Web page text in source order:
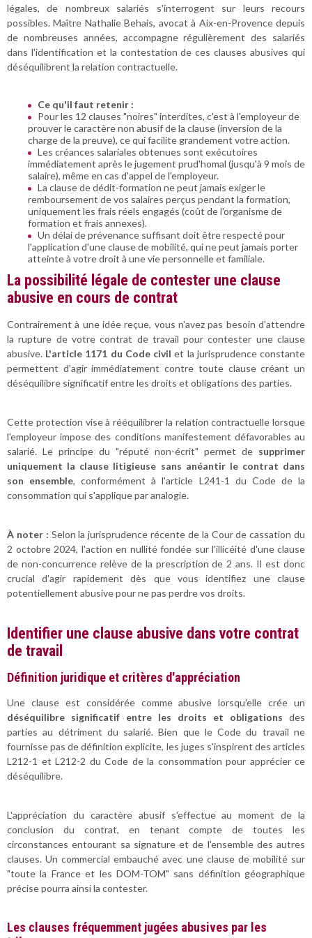
légales, de nombreux salariés s'interrogent sur leurs recours
possibles. Maître Nathalie Behais, avocat à Aix-en-Provence depuis
de nombreuses années, accompagne régulièrement des salariés
dans l'identification et la contestation de ces clauses abusives qui
déséquilibrent la relation contractuelle.
Ce qu'il faut retenir :
Pour les 12 clauses "noires" interdites, c'est à l'employeur de
prouver le caractère non abusif de la clause (inversion de la
charge de la preuve), ce qui facilite grandement votre action.
Les créances salariales obtenues sont exécutoires
immédiatement après le jugement prud'homal (jusqu'à 9 mois de
salaire), même en cas d'appel de l'employeur.
La clause de dédit-formation ne peut jamais exiger le
remboursement de vos salaires perçus pendant la formation,
uniquement les frais réels engagés (coût de l'organisme de
formation et frais annexes).
Un délai de prévenance suffisant doit être respecté pour
l'application d'une clause de mobilité, qui ne peut jamais porter
atteinte à votre droit à une vie personnelle et familiale.
La possibilité légale de contester une clause
abusive en cours de contrat
Contrairement à une idée reçue, vous n'avez pas besoin d'attendre
la rupture de votre contrat de travail pour contester une clause
abusive. L'article 1171 du Code civil et la jurisprudence constante
permettent d'agir immédiatement contre toute clause créant un
déséquilibre significatif entre les droits et obligations des parties.
Cette protection vise à rééquilibrer la relation contractuelle lorsque
l'employeur impose des conditions manifestement défavorables au
salarié. Le principe du "réputé non-écrit" permet de supprimer
uniquement la clause litigieuse sans anéantir le contrat dans
son ensemble, conformément à l'article L241-1 du Code de la
consommation qui s'applique par analogie.
À noter : Selon la jurisprudence récente de la Cour de cassation du
2 octobre 2024, l'action en nullité fondée sur l'illicéité d'une clause
de non-concurrence relève de la prescription de 2 ans. Il est donc
crucial d'agir rapidement dès que vous identifiez une clause
potentiellement abusive pour ne pas perdre vos droits.
Identifier une clause abusive dans votre contrat
de travail
Définition juridique et critères d'appréciation
Une clause est considérée comme abusive lorsqu'elle crée un
déséquilibre significatif entre les droits et obligations des
parties au détriment du salarié. Bien que le Code du travail ne
fournisse pas de définition explicite, les juges s'inspirent des articles
L212-1 et L212-2 du Code de la consommation pour apprécier ce
déséquilibre.
L'appréciation du caractère abusif s'effectue au moment de la
conclusion du contrat, en tenant compte de toutes les
circonstances entourant sa signature et de l'ensemble des autres
clauses. Un commercial embauché avec une clause de mobilité sur
"toute la France et les DOM-TOM" sans définition géographique
précise pourra ainsi la contester.
Les clauses fréquemment jugées abusives par les